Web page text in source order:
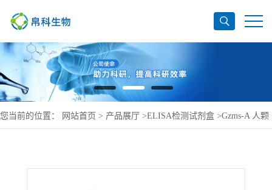
您当前的位置： 网站首页 > 产品展厅 >ELISA检测试剂盒 >Gzms-A 人颗